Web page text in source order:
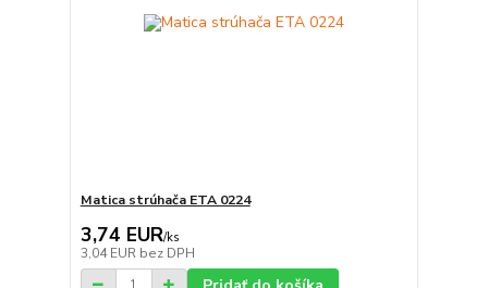
Matica strúhača ETA 0224
3,74 EUR/ks
3,04 EUR bez DPH